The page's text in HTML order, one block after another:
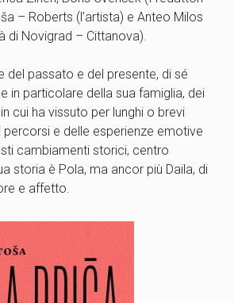
– Roberts (l’artista) e Anteo Milos
di Novigrad – Cittanova).
del passato e del presente, di sé
in particolare della sua famiglia, dei
cui ha vissuto per lunghi o brevi
percorsi e delle esperienze emotive
cambiamenti storici, centro
storia è Pola, ma ancor più Daila, di
e affetto.